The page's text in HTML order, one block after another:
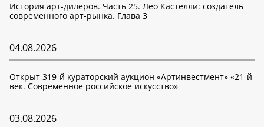
История арт-дилеров. Часть 25. Лео Кастелли: создатель
современного арт-рынка. Глава 3
04.08.2026
Открыт 319-й кураторский аукцион «Артинвестмент» «21-й
век. Современное российское искусство»
03.08.2026